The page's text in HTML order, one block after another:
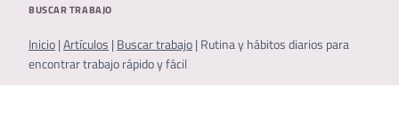
BUSCAR TRABAJO
Inicio | Artículos | Buscar trabajo | Rutina y hábitos diarios para
encontrar trabajo rápido y fácil